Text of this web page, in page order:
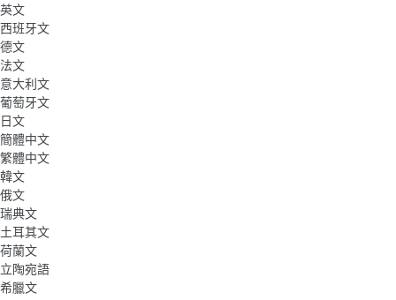
英文
西班牙文
德文
法文
意大利文
葡萄牙文
日文
簡體中文
繁體中文
韓文
俄文
瑞典文
土耳其文
荷蘭文
立陶宛語
希臘文